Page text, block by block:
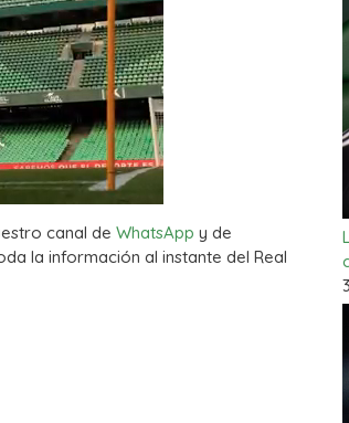
canal de WhatsApp y de
la información al instante del Real